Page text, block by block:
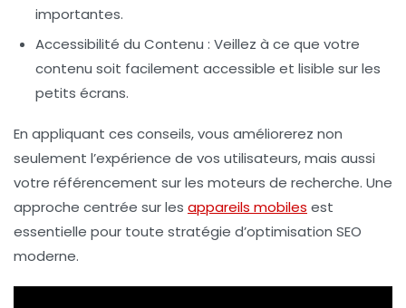
importantes.
Accessibilité du Contenu : Veillez à ce que votre
contenu soit facilement accessible et lisible sur les
petits écrans.
En appliquant ces conseils, vous améliorerez non
seulement l’expérience de vos utilisateurs, mais aussi
votre référencement sur les moteurs de recherche. Une
approche centrée sur les appareils mobiles est
essentielle pour toute stratégie d’optimisation SEO
moderne.